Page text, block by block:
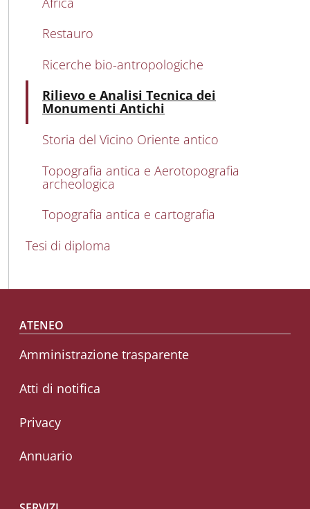
Restauro
Ricerche bio-antropologiche
Rilievo e Analisi Tecnica dei
Monumenti Antichi
Storia del Vicino Oriente antico
Topografia antica e Aerotopografia
archeologica
Topografia antica e cartografia
Tesi di diploma
Footer menu
ATENEO
Amministrazione trasparente
Atti di notifica
Privacy
Annuario